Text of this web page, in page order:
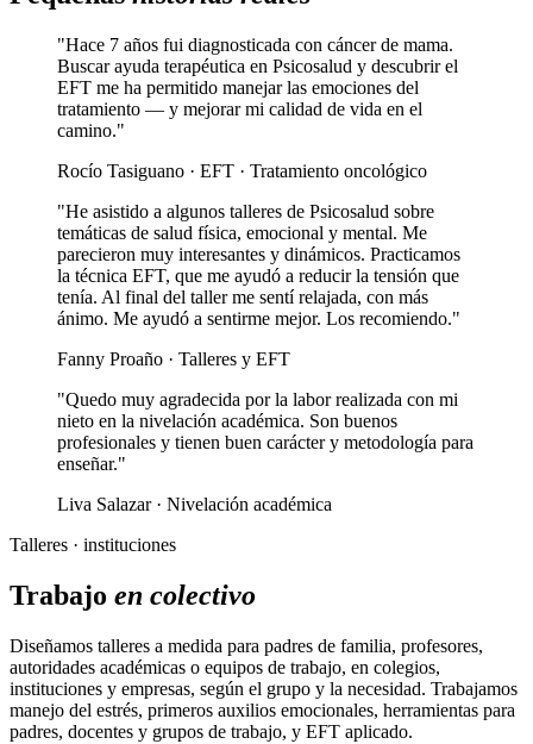
"Hace 7 años fui diagnosticada con cáncer de mama.
Buscar ayuda terapéutica en Psicosalud y descubrir el
EFT me ha permitido manejar las emociones del
tratamiento — y mejorar mi calidad de vida en el
camino."
Rocío Tasiguano · EFT · Tratamiento oncológico
"He asistido a algunos talleres de Psicosalud sobre
temáticas de salud física, emocional y mental. Me
parecieron muy interesantes y dinámicos. Practicamos
la técnica EFT, que me ayudó a reducir la tensión que
tenía. Al final del taller me sentí relajada, con más
ánimo. Me ayudó a sentirme mejor. Los recomiendo."
Fanny Proaño · Talleres y EFT
"Quedo muy agradecida por la labor realizada con mi
nieto en la nivelación académica. Son buenos
profesionales y tienen buen carácter y metodología para
enseñar."
Liva Salazar · Nivelación académica
Talleres · instituciones
Trabajo en colectivo
Diseñamos talleres a medida para padres de familia, profesores,
autoridades académicas o equipos de trabajo, en colegios,
instituciones y empresas, según el grupo y la necesidad. Trabajamos
manejo del estrés, primeros auxilios emocionales, herramientas para
padres, docentes y grupos de trabajo, y EFT aplicado.